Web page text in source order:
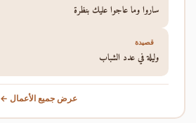
ساروا وما عاجوا عليك بنظرة
قصيدة
وليلة في عدد الشباب
عرض جميع الأعمال ←